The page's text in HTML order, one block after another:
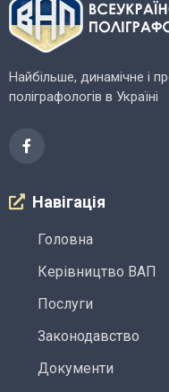
Найбільше, динамічне і
поліграфологів в Україні
Навігація
Головна
Керівництво ВАП
Послуги
Законодавство
Документи